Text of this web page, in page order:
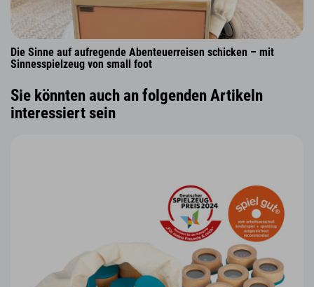
Die Sinne auf aufregende Abenteuerreisen schicken – mit
Sinnesspielzeug von small foot
Sie könnten auch an folgenden Artikeln
interessiert sein